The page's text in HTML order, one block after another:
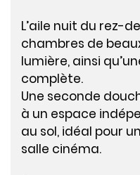
L’aile nuit du rez-
chambres de
lumière, ainsi
complète.
Une seconde
à un espace
au sol, idéal pour
salle cinéma.